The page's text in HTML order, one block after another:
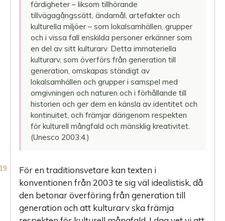
färdigheter – liksom tillhörande
tillvägagångssätt, ändamål, artefakter och
kulturella miljöer – som lokalsamhällen, grupper
och i vissa fall enskilda personer erkänner som
en del av sitt kulturarv. Detta immateriella
kulturarv, som överförs från generation till
generation, omskapas ständigt av
lokalsamhällen och grupper i samspel med
omgivningen och naturen och i förhållande till
historien och ger dem en känsla av identitet och
kontinuitet, och främjar därigenom respekten
för kulturell mångfald och mänsklig kreativitet.
(Unesco 2003:4.)
För en traditionsvetare kan texten i
konventionen från 2003 te sig väl idealistisk, då
den betonar överföring från generation till
generation och att kulturarv ska främja